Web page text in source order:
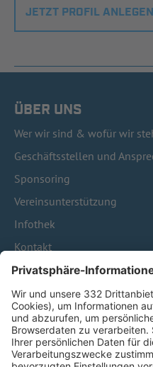
JETZT PROFIL ANLEGEN
ÜBER UNS
Wer wir sind & wofür wir
Geschäftsstellen und
Sponsoring
Vereinsunterstützung
Infothek
Kontakt
HÄUFIG BESUCHTE
Pässe und Vereinswechsel
Trainerausbildung
Schulungsangebot